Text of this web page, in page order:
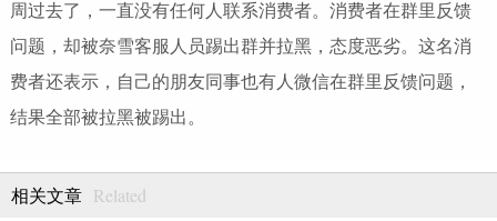
周过去了，一直没有任何人联系消费者。消费者在群里反馈
问题，却被奈雪客服人员踢出群并拉黑，态度恶劣。这名消
费者还表示，自己的朋友同事也有人微信在群里反馈问题，
结果全部被拉黑被踢出。
相关文章 Related